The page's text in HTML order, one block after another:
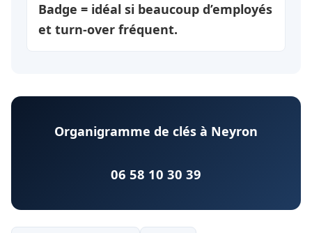
Badge = idéal si beaucoup d’employés
et turn-over fréquent.
Organigramme de clés à Neyron
06 58 10 30 39